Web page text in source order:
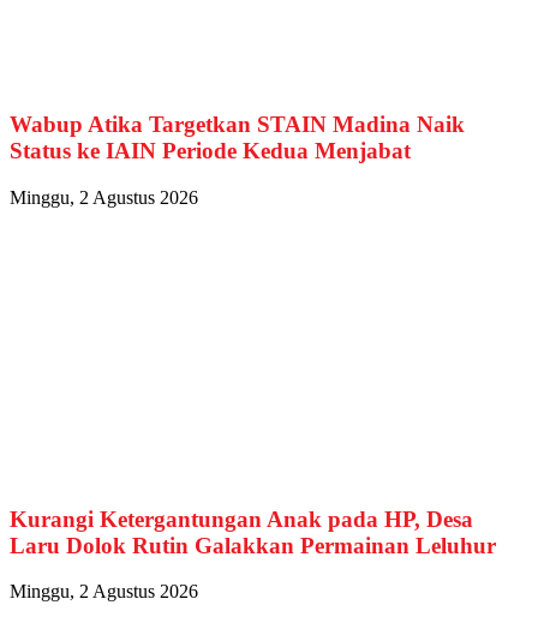
Wabup Atika Targetkan STAIN Madina Naik
Status ke IAIN Periode Kedua Menjabat
Minggu, 2 Agustus 2026
Kurangi Ketergantungan Anak pada HP, Desa
Laru Dolok Rutin Galakkan Permainan Leluhur
Minggu, 2 Agustus 2026